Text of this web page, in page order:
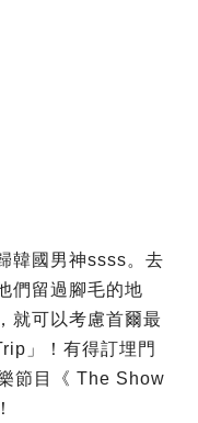
韓國男神ssss。去
們留過腳毛的地
就可以考慮首爾最
」！有得訂埋門
節目《 The Show